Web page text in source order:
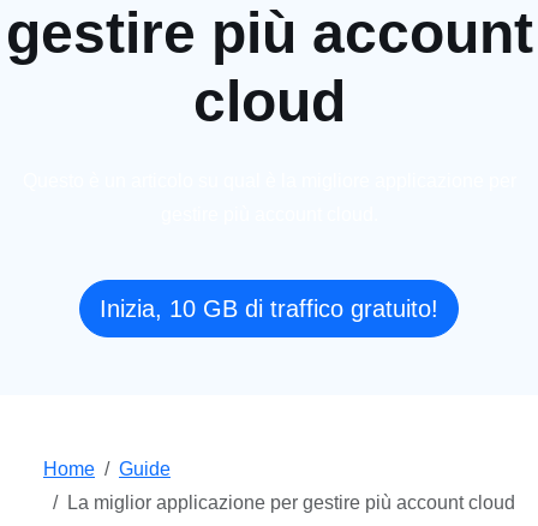
gestire più account
cloud
Inizia, 10 GB di traffico gratuito!
Home
Guide
La miglior applicazione per gestire più account cloud